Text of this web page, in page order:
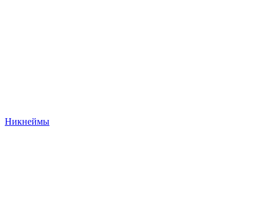
Никнеймы